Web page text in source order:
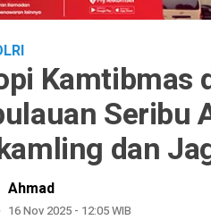
Kamtibmas
Seribu
dan
Ahmad
16 Nov 2025 - 12:05 WIB